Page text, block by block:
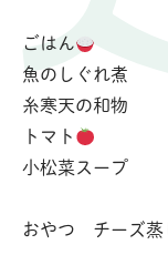
ごはん
魚のしぐれ煮
糸寒天の和物
トマト
小松菜スープ
おやつ チーズ蒸